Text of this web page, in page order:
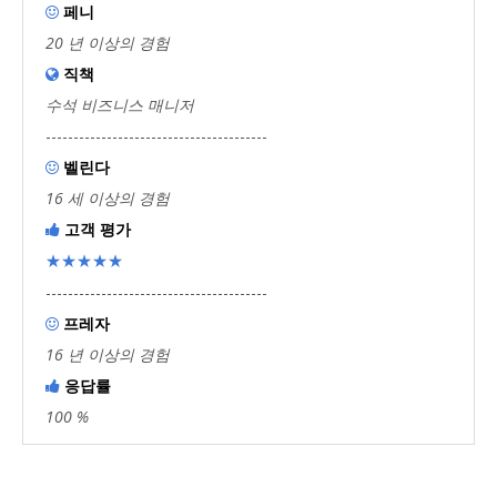
 페니
20 년 이상의 경험
 직책
수석 비즈니스 매니저
----------------------------------------
 벨린다
16 세 이상의 경험
 고객 평가
★★★★★
----------------------------------------
 프레자
16 년 이상의 경험
 응답률
100 %